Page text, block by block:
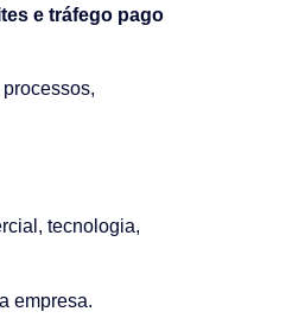
e tráfego pago
tecnologia,
empresa.